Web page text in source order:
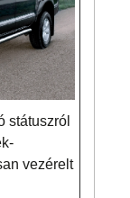
státuszról
vezérelt